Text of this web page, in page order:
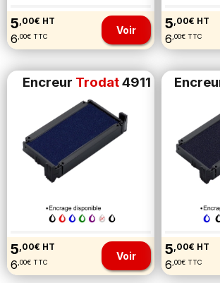
5 ,00€ HT
6 ,00€ TTC Voir 5 ,00€ HT
6 ,00€ TTC
Encreur Trodat4911
5 ,00€ HT
6 ,00€ TTC Voir 5 ,00€ HT
6 ,00€ TTC